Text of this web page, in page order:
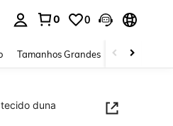
0 0
Tamanhos Grandes Joias e